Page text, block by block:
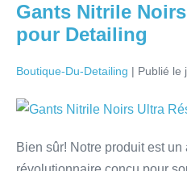
Gants Nitrile
pour Detailing
Boutique-Du-Detailing | Publié le
Bien sûr! Notre produit est